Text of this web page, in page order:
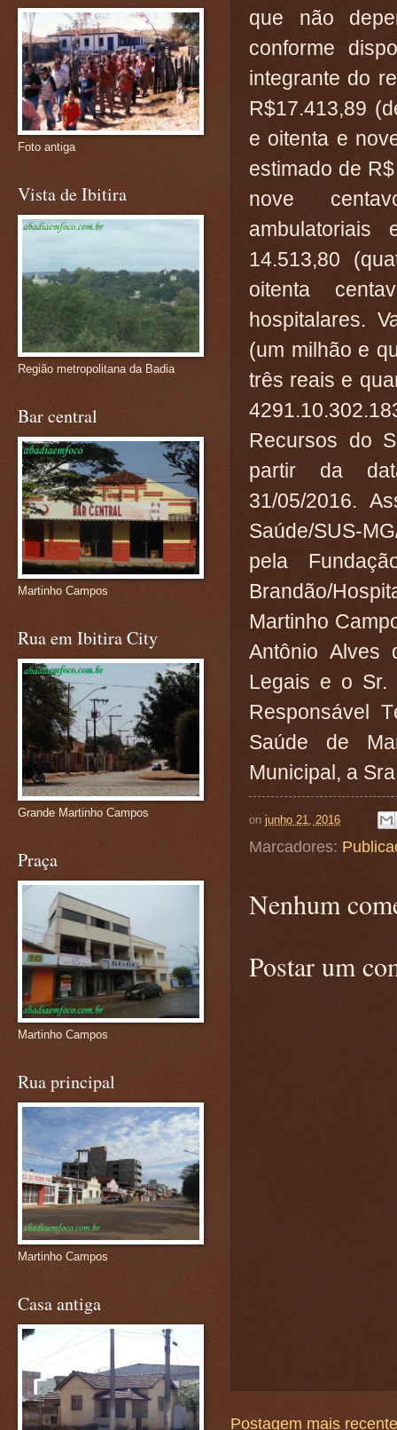
que não
conforme
integrante do
R$17.413,89
e oitenta e
estimado de
nove
14.513,80
oitenta
hospitalares.
(um milhão e
três reais e
Recursos do
partir da
31/05/2016.
Saúde/SUS-
pela
Brandão/
Martinho
Antônio Alves
Legais e o Sr.
Responsável
Saúde de
Municipal, a
on junho 21, 2016
Marcadores:
Nenhum
Postar um
Postagem mais recente
Foto antiga
Vista de Ibitira
Região metropolitana da Badia
Bar central
Martinho Campos
Rua em Ibitira City
Grande Martinho Campos
Praça
Martinho Campos
Rua principal
Martinho Campos
Casa antiga